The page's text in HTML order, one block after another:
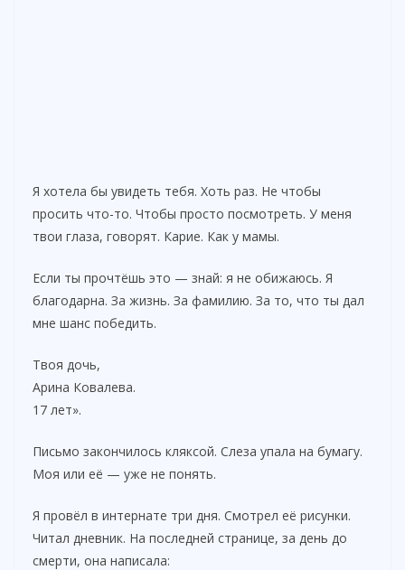
Я хотела бы увидеть тебя. Хоть раз. Не чтобы
просить что-то. Чтобы просто посмотреть. У меня
твои глаза, говорят. Карие. Как у мамы.
Если ты прочтёшь это — знай: я не обижаюсь. Я
благодарна. За жизнь. За фамилию. За то, что ты дал
мне шанс победить.
Твоя дочь,
Арина Ковалева.
17 лет».
Письмо закончилось кляксой. Слеза упала на бумагу.
Моя или её — уже не понять.
Я провёл в интернате три дня. Смотрел её рисунки.
Читал дневник. На последней странице, за день до
смерти, она написала: